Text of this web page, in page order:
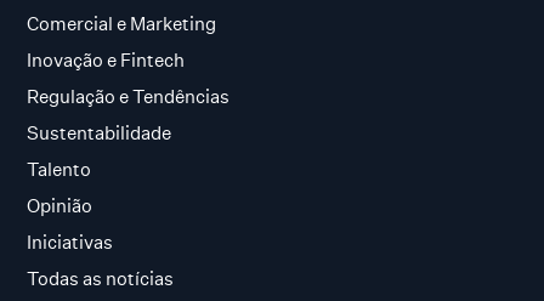
Comercial e Marketing
Inovação e Fintech
Regulação e Tendências
Sustentabilidade
Talento
Opinião
Iniciativas
Todas as notícias